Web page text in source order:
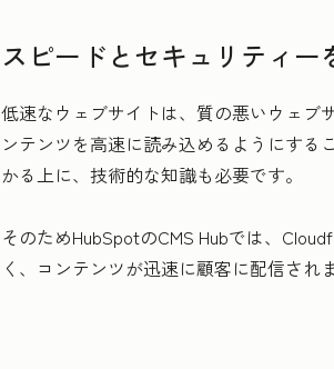
スピードとセキュリティ
低速なウェブサイトは、質の悪いウェブ
ンテンツを高速に読み込めるようにす
かる上に、技術的な知識も必要です。
そのためHubSpotのCMS Hubでは、
く、コンテンツが迅速に顧客に配信され